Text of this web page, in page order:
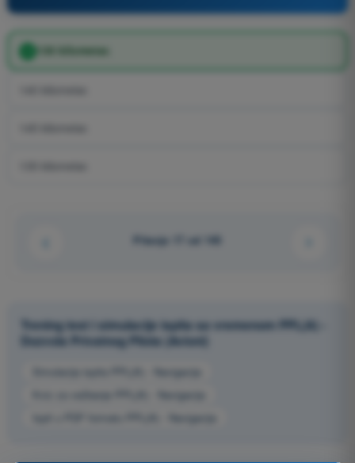
130 kilometar.
Pitanje 17 od 145
Trening test i simulacije ispita sa vremenom PPL(A) -
Dozvola Privatnog Pilota (Avioni)
Simulacija ispita PPL(A) - Navigacija
Kviz za vežbanje PPL(A) - Navigacija
Ispit u PDF formatu PPL(A) - Navigacija